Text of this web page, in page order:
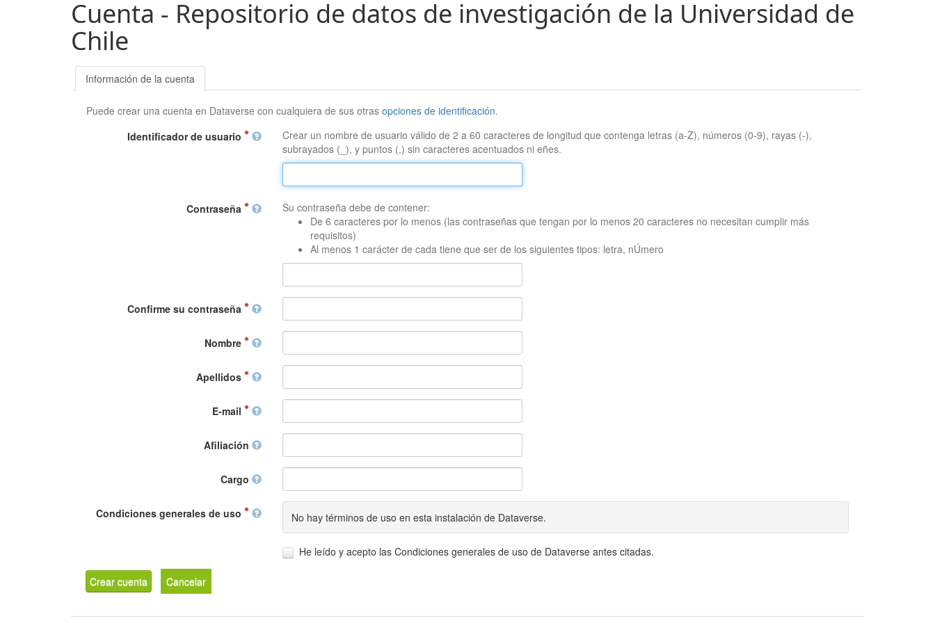
Cuenta - Repositorio de datos de investigación de la Universidad de
Chile
Información de la cuenta
Puede crear una cuenta en Dataverse con cualquiera de sus otrasopciones de identificación.
Identificador de usuario
Crear un nombre de usuario válido de 2 a 60 caracteres de longitud que contenga letras (a-Z), números (0-9), rayas (-),
subrayados (_), y puntos (.) sin caracteres acentuados ni eñes.
Contraseña
Su contraseña debe de contener:
De 6 caracteres por lo menos (las contraseñas que tengan por lo menos 20 caracteres no necesitan cumplir más
requisitos)
Al menos 1 carácter de cada tiene que ser de los siguientes tipos: letra, nÚmero
Confirme su contraseña
Nombre
Apellidos
E-mail
Afiliación
Cargo
Condiciones generales de uso No hay términos de uso en esta instalación de Dataverse.
He leído y acepto las Condiciones generales de uso de Dataverse antes citadas.
Crear cuenta Cancelar